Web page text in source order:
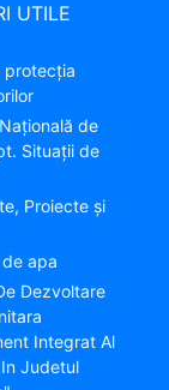
UTILE
protecția
de
Situații de
Proiecte și
apa
Dezvoltare
Integrat Al
Judetul